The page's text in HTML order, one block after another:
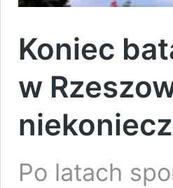
Koniec
w
Po latach